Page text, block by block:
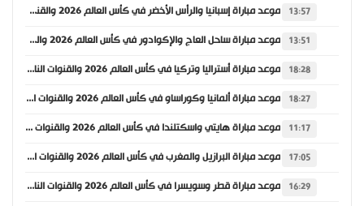
13:57 موعد مباراة إسبانيا والرأس الأخضر في كأس العالم 2026 والقنوات الناقلة
13:51 موعد مباراة ساحل العاج والإكوادور في كأس العالم 2026 والقنوات الناقلة
18:28 موعد مباراة أستراليا وتركيا في كأس العالم 2026 والقنوات الناقلة
18:27 موعد مباراة ألمانيا وكوراساو في كأس العالم 2026 والقنوات الناقلة
11:17 موعد مباراة هايتي واسكتلندا في كأس العالم 2026 والقنوات الناقلة
17:05 موعد مباراة البرازيل والمغرب في كأس العالم 2026 والقنوات الناقلة
16:29 موعد مباراة قطر وسويسرا في كأس العالم 2026 والقنوات الناقلة